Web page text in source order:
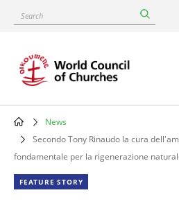
content
Search
Breadcrumb
News
Secondo Tony Rinaudo la cura
fondamentale per la rigenerazione
FEATURE STORY